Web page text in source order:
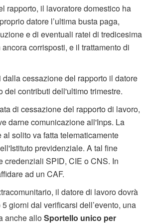
rapporto, il lavoratore domestico ha
datore l’ultima busta paga,
e di eventuali ratei di tredicesima
corrisposti, e il trattamento di
dalla cessazione del rapporto il datore
dei contributi dell'ultimo trimestre.
di cessazione del rapporto di lavoro,
darne comunicazione all'Inps. La
solito va fatta telematicamente
previdenziale. A tal fine
credenziali SPID, CIE o CNS. In
ad un CAF.
il datore di lavoro dovrà
giorni dal verificarsi dell’evento, una
anche alloSportello unico per